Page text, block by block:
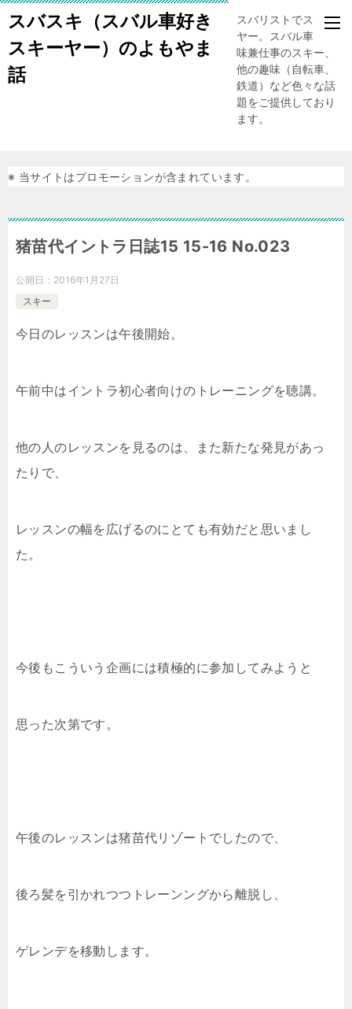
スバスキ（スバル車好き
スキーヤー）のよもやま
話
スバリストでスキー
ヤー。スバル車、趣
味兼仕事のスキー、
他の趣味（自転車、
鉄道）など色々な話
題をご提供しており
ます。
※ 当サイトはプロモーションが含まれています。
猪苗代イントラ日誌15 15-16 No.023
公開日： 2016年1月27日
スキー
今日のレッスンは午後開始。
午前中はイントラ初心者向けのトレーニングを聴講。
他の人のレッスンを見るのは、また新たな発見があっ
たりで、
レッスンの幅を広げるのにとても有効だと思いまし
た。
今後もこういう企画には積極的に参加してみようと
思った次第です。
午後のレッスンは猪苗代リゾートでしたので、
後ろ髪を引かれつつトレーンングから離脱し、
ゲレンデを移動します。